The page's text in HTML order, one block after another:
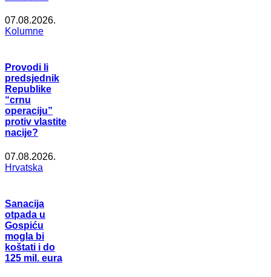
07.08.2026.
Kolumne
Provodi li
predsjednik
Republike
“crnu
operaciju”
protiv vlastite
nacije?
07.08.2026.
Hrvatska
Sanacija
otpada u
Gospiću
mogla bi
koštati i do
125 mil. eura